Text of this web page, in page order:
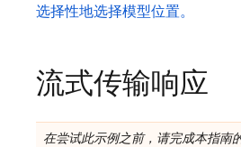
选择性地选择模型位置。
流式传输响应
在尝试此示例之前，请完成本指南